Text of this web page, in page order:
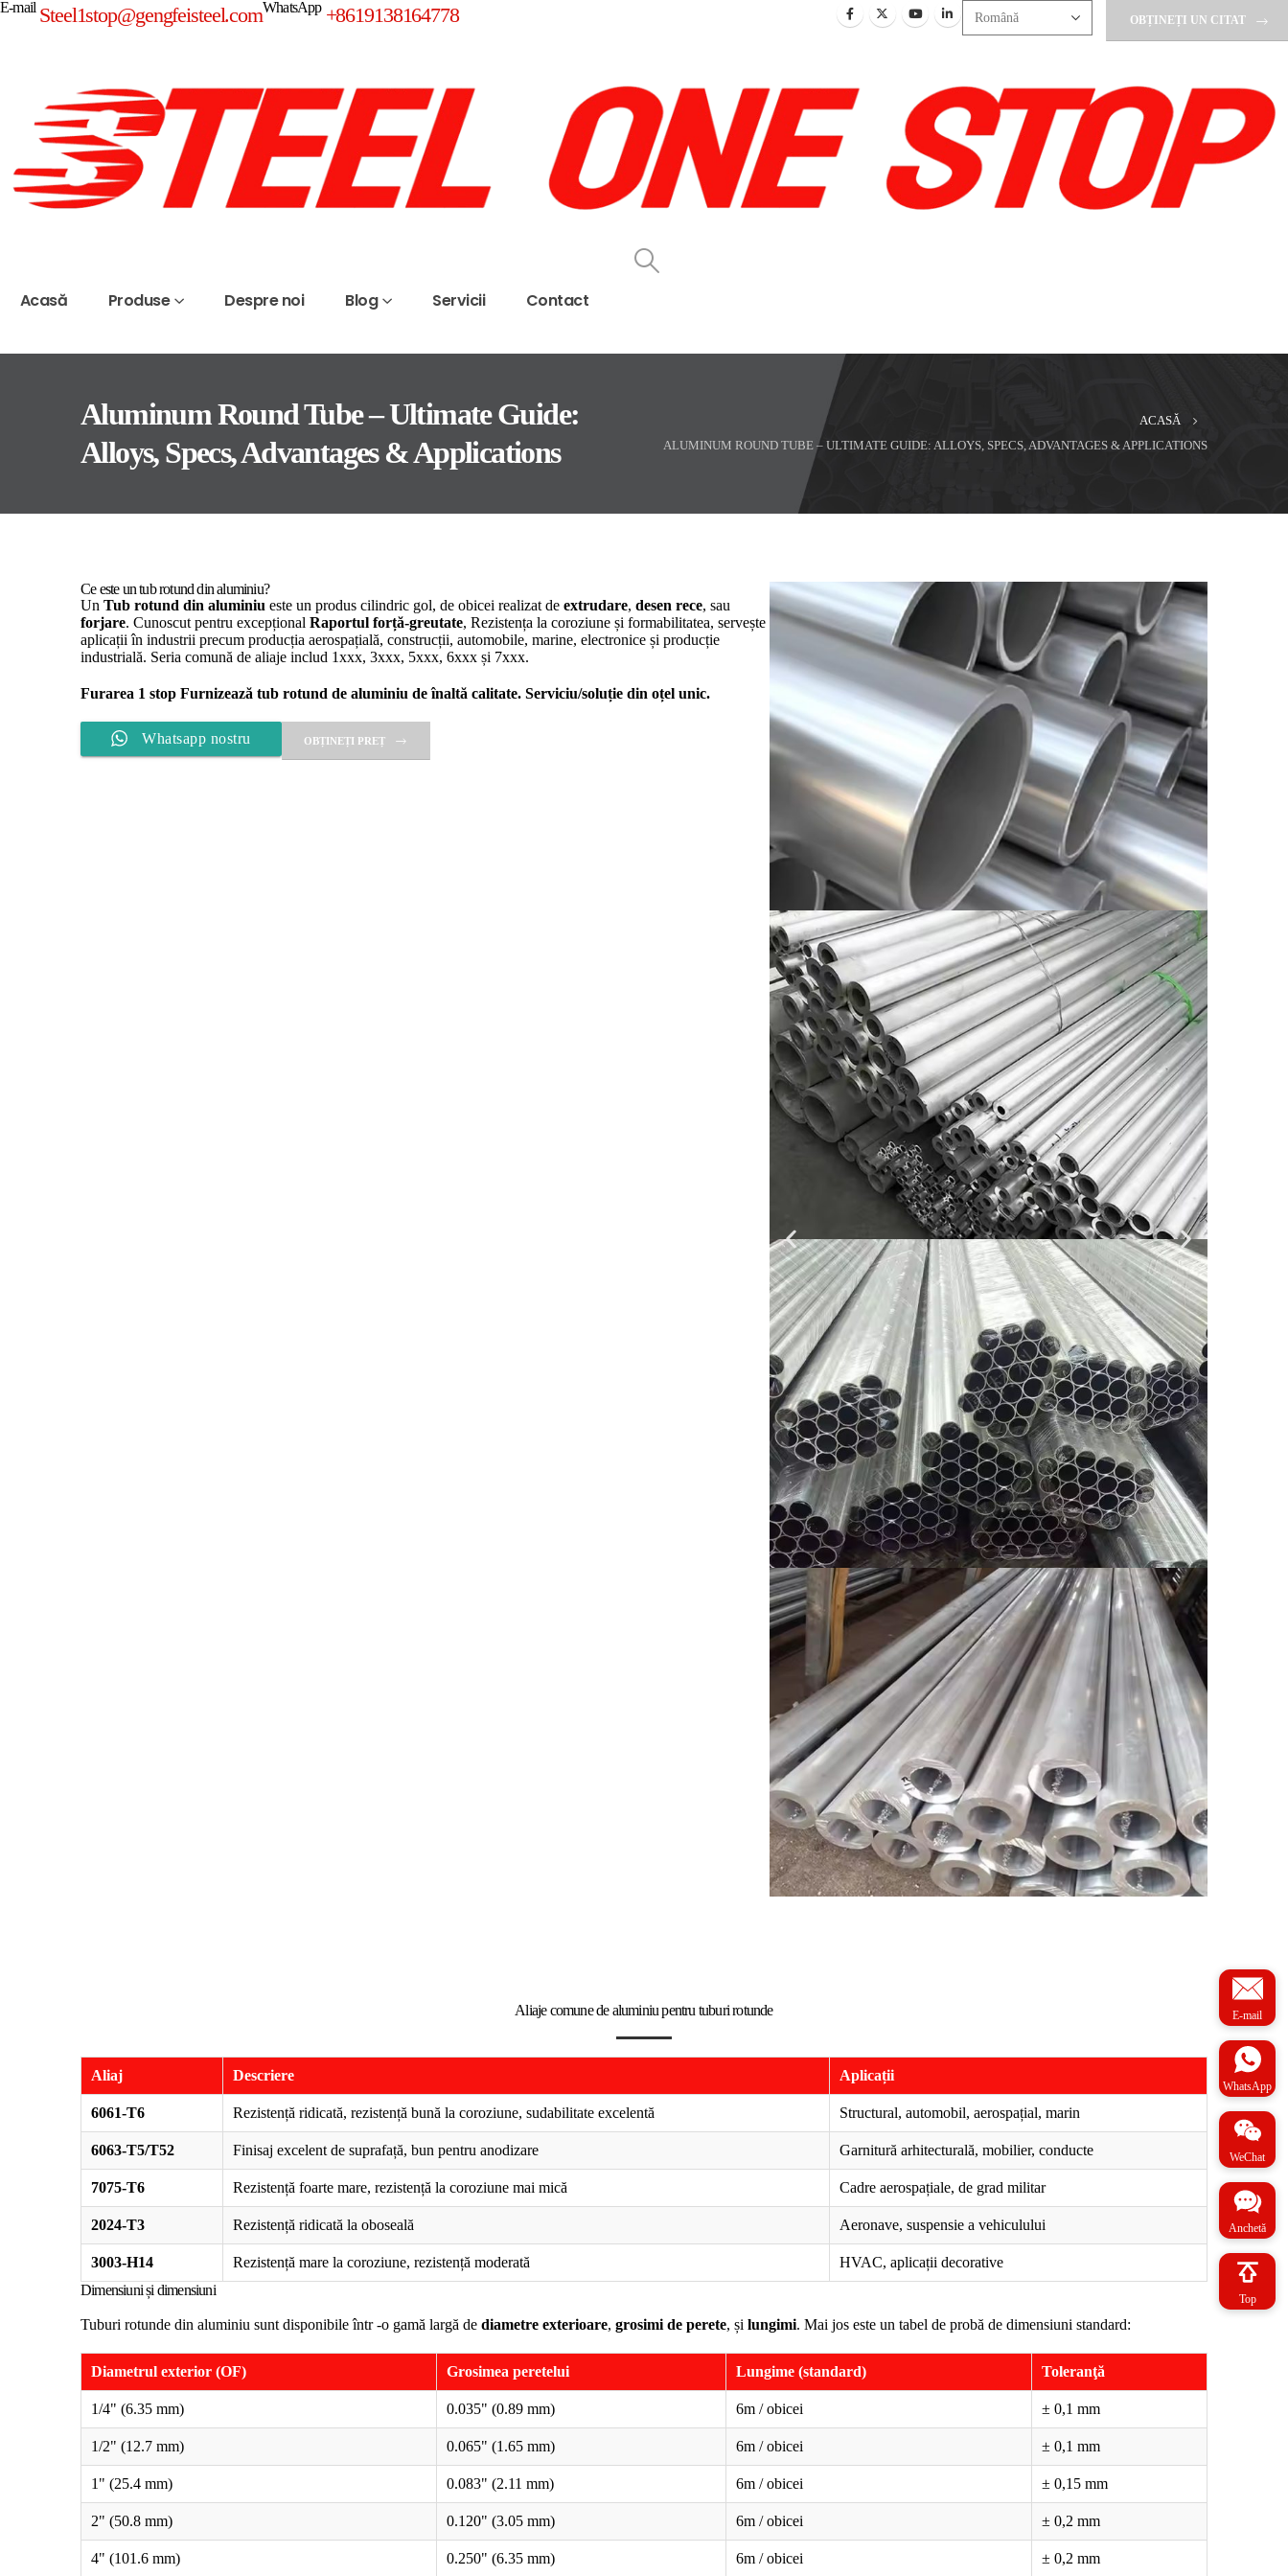
E-mail Steel1stop@gengfeisteel.comWhatsApp +8619138164778 OBȚINEȚI UN CITAT
Acasă Produse Despre noi Blog Servicii Contact
Aluminum Round Tube – Ultimate Guide:
Alloys, Specs, Advantages & Applications
ACASĂ
ALUMINUM ROUND TUBE – ULTIMATE GUIDE: ALLOYS, SPECS, ADVANTAGES & APPLICATIONS
Ce este un tub rotund din aluminiu?
Un Tub rotund din aluminiu este un produs cilindric gol, de obicei realizat de extrudare, desen rece, sau
forjare. Cunoscut pentru excepțional Raportul forță-greutate, Rezistența la coroziune și formabilitatea, servește
aplicații în industrii precum producția aerospațială, construcții, automobile, marine, electronice și producție
industrială. Seria comună de aliaje includ 1xxx, 3xxx, 5xxx, 6xxx și 7xxx.
Furarea 1 stop Furnizează tub rotund de aluminiu de înaltă calitate. Serviciu/soluție din oțel unic.
Whatsapp nostru OBȚINEȚI PREȚ
Aliaje comune de aluminiu pentru tuburi rotunde
Aliaj Descriere Aplicații
6061-T6 Rezistență ridicată, rezistență bună la coroziune, sudabilitate excelentă Structural, automobil, aerospațial, marin
6063-T5/T52 Finisaj excelent de suprafață, bun pentru anodizare Garnitură arhitecturală, mobilier, conducte
7075-T6 Rezistență foarte mare, rezistență la coroziune mai mică Cadre aerospațiale, de grad militar
2024-T3 Rezistență ridicată la oboseală Aeronave, suspensie a vehiculului
3003-H14 Rezistență mare la coroziune, rezistență moderată
HVAC, aplicații decorative
Dimensiuni și dimensiuni
Tuburi rotunde din aluminiu sunt disponibile într -o gamă largă de diametre exterioare, grosimi de perete, și lungimi. Mai jos este un tabel de probă de dimensiuni standard:
Diametrul exterior (OF) Grosimea peretelui Lungime (standard) Toleranţă
1/4" (6.35 mm) 0.035" (0.89 mm) 6m / obicei ± 0,1 mm
1/2" (12.7 mm) 0.065" (1.65 mm) 6m / obicei ± 0,1 mm
1" (25.4 mm) 0.083" (2.11 mm) 6m / obicei ± 0,15 mm
2" (50.8 mm) 0.120" (3.05 mm) 6m / obicei ± 0,2 mm
4" (101.6 mm) 0.250" (6.35 mm) 6m / obicei ± 0,2 mm
E-mail
WhatsApp
WeChat
Anchetă
Top